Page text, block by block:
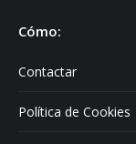
Cómo:
Contactar
Política de Cookies